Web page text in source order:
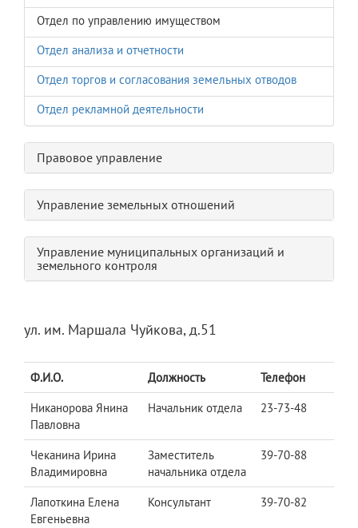
Отдел по управлению имуществом
Отдел анализа и отчетности
Отдел торгов и согласования земельных отводов
Отдел рекламной деятельности
Правовое управление
Управление земельных отношений
Управление муниципальных организаций и
земельного контроля
ул. им. Маршала Чуйкова, д.51
Ф.И.О. Должность
Телефон
Никанорова Янина
Павловна
Начальник отдела 23-73-48
Чеканина Ирина
Владимировна
Заместитель
начальника отдела
39-70-88
Лапоткина Елена
Евгеньевна
Консультант 39-70-82